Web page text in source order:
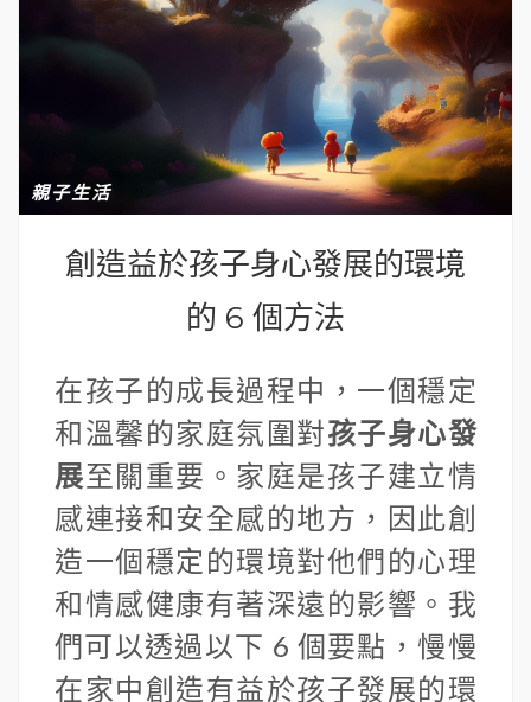
親子生活
創造益於孩子身心發展的環境
的 6 個方法
在孩子的成長過程中，一個穩定
和溫馨的家庭氛圍對孩子身心發
展至關重要。家庭是孩子建立情
感連接和安全感的地方，因此創
造一個穩定的環境對他們的心理
和情感健康有著深遠的影響。我
們可以透過以下 6 個要點，慢慢
在家中創造有益於孩子發展的環